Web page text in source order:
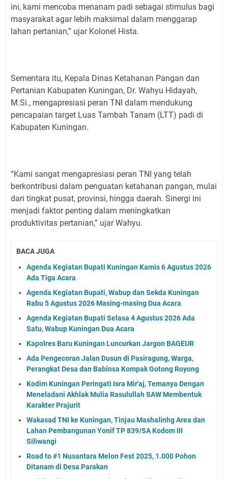
ini, kami mencoba menanam padi sebagai stimulus bagi
masyarakat agar lebih maksimal dalam menggarap
lahan pertanian,” ujar Kolonel Hista.
Sementara itu, Kepala Dinas Ketahanan Pangan dan
Pertanian Kabupaten Kuningan, Dr. Wahyu Hidayah,
M.Si., mengapresiasi peran TNI dalam mendukung
pencapaian target Luas Tambah Tanam (LTT) padi di
Kabupaten Kuningan.
“Kami sangat mengapresiasi peran TNI yang telah
berkontribusi dalam penguatan ketahanan pangan, mulai
dari tingkat pusat, provinsi, hingga daerah. Sinergi ini
menjadi faktor penting dalam meningkatkan
produktivitas pertanian,” ujar Wahyu.
BACA JUGA
Agenda Kegiatan Bupati Kuningan Kamis 6 Agustus 2026
Ada Tiga Acara
Agenda Kegiatan Bupati, Wabup dan Sekda Kuningan
Rabu 5 Agustus 2026 Masing-masing Dua Acara
Agenda Kegiatan Bupati Selasa 4 Agustus 2026 Ada
Satu, Wabup Kuningan Dua Acara
Kapolres Baru Kuningan Luncurkan Jargon BAGEUR
Ada Pengecoran Jalan Dusun di Pasiragung, Warga,
Perangkat Desa dan Babinsa Kompak Gotong Royong
Kodim Kuningan Peringati Isra Mir'aj, Temanya Dengan
Meneladani Akhlak Mulia Rasulullah SAW Membentuk
Karakter Prajurit
Wakasad TNI ke Kuningan, Tinjau Mashalinhg Area dan
Lahan Pembangunan Yonif TP 839/SA Kodom III
Siliwangi
Road to #1 Nusantara Melon Fest 2025, 1.000 Pohon
Ditanam di Desa Parakan